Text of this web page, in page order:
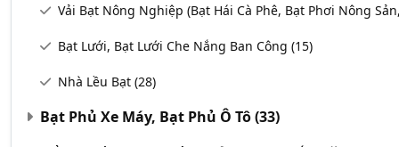
Vải Bạt Nông Nghiệp (Bạt Hái Cà Phê, Bạt Phơi Nông
Bạt Lưới, Bạt Lưới Che Nắng Ban Công (15)
Nhà Lều Bạt (28)
Bạt Phủ Xe Máy, Bạt Phủ Ô Tô(33)